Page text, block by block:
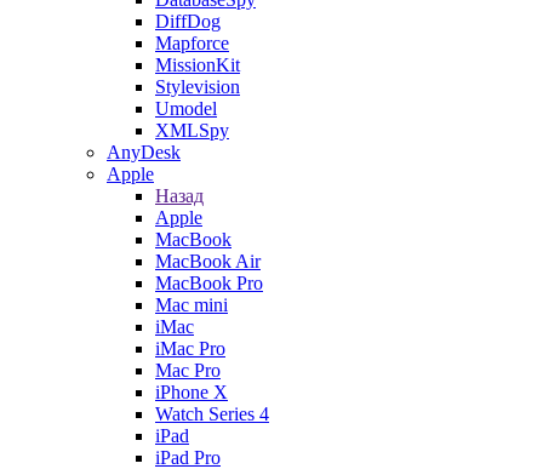
DiffDog
Mapforce
MissionKit
Stylevision
Umodel
XMLSpy
AnyDesk
Apple
Назад
Apple
MacBook
MacBook Air
MacBook Pro
Mac mini
iMac
iMac Pro
Mac Pro
iPhone X
Watch Series 4
iPad
iPad Pro